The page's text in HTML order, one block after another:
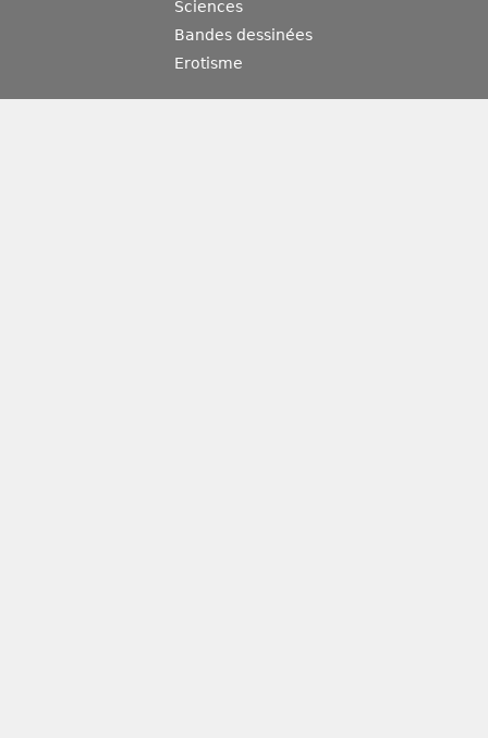
Sciences
Bandes dessinées
Erotisme